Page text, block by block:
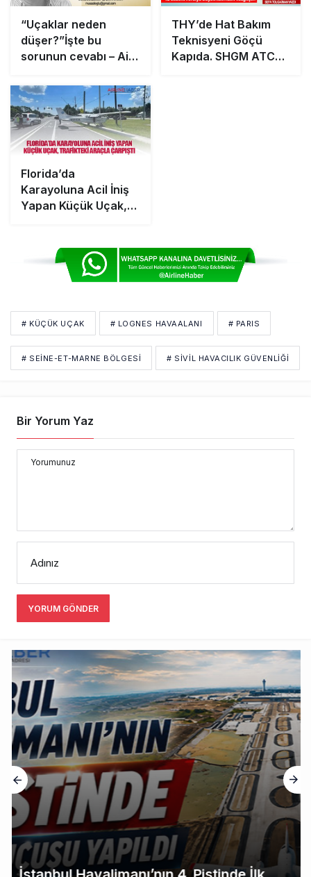
“Uçaklar neden
düşer?”İşte bu
sorunun cevabı – Air
hibe etti.
Erdoğan’dan
Arnavutlar’a büyük
jest
THY’de Hat Bakım
Teknisyeni Göçü
Kapıda. SHGM ATC
Florida’da
Karayoluna Acil İniş
Yapan Küçük Uçak,
Kurtuluş
# KÜÇÜK UÇAK # LOGNES HAVAALANI # PARIS
# SEINE-ET-MARNE BÖLGESI # SIVIL HAVACILIK GÜVENLIĞI
Bir Yorum Yaz
Yorumunuz
Adınız
YORUM GÖNDER